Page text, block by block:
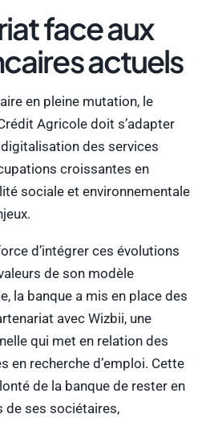
face aux
actuels
en pleine mutation, le
Agricole doit s’adapter
des services
croissantes en
sociale et environnementale
d’intégrer ces évolutions
de son modèle
la banque a mis en place des
avec Wizbii, une
qui met en relation des
en recherche d’emploi. Cette
de la banque de rester en
de ses sociétaires,